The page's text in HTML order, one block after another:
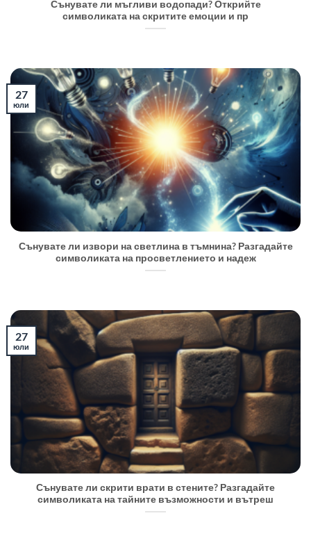
Сънувате ли мъгливи водопади? Открийте
символиката на скритите емоции и пр
Сънувате ли извори на светлина в тъмнина? Разгадайте
символиката на просветлението и надеж
27
юли
Сънувате ли скрити врати в стените? Разгадайте
символиката на тайните възможности и вътреш
27
юли